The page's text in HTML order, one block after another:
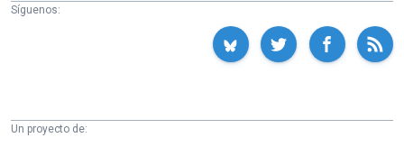
Síguenos:
Un proyecto de: